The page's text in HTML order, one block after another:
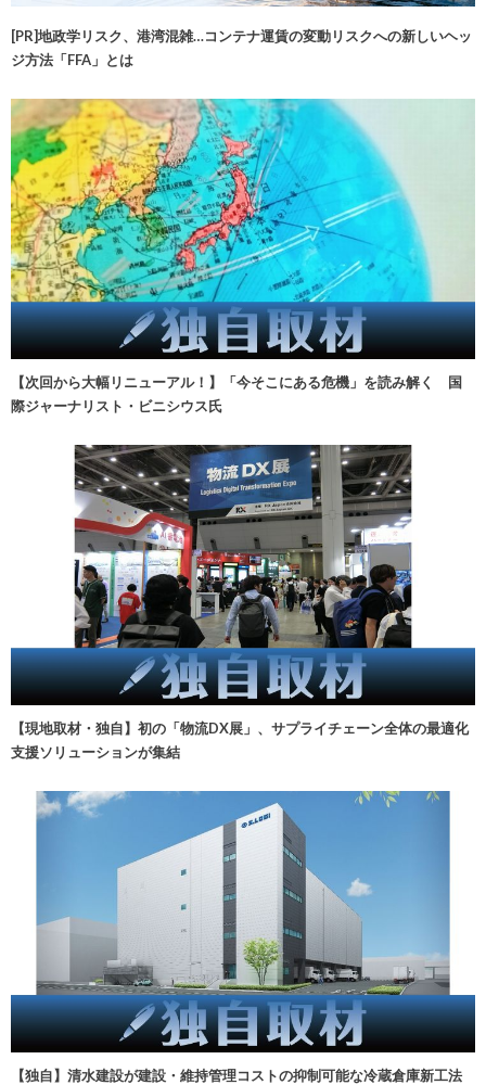
[PR]地政学リスク、港湾混雑…コンテナ運賃の変動リスクへの新しいヘッ
ジ方法「FFA」とは
【次回から大幅リニューアル！】「今そこにある危機」を読み解く 国
際ジャーナリスト・ビニシウス氏
【現地取材・独自】初の「物流DX展」、サプライチェーン全体の最適化
支援ソリューションが集結
【独自】清水建設が建設・維持管理コストの抑制可能な冷蔵倉庫新工法